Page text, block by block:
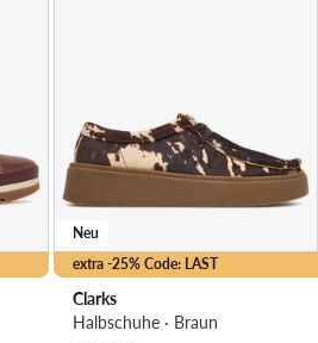
extra -25% Code: LAST
Neu
Clarks
Halbschuhe · Braun